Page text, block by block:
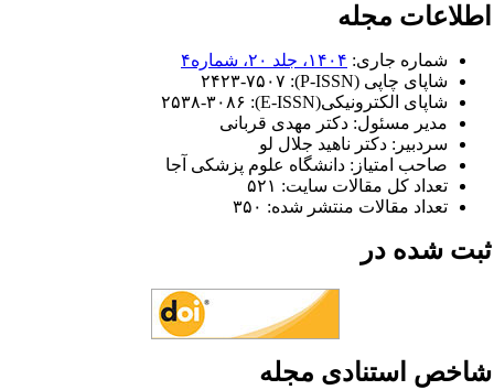
مجله
شماره جاری: ۱۴۰۴، جلد ۲۰، شماره۴
شاپای چاپی (P-ISSN):
۲۴۲۳-۷۵۰۷
شاپای الکترونیکی(E-ISSN):
۲۵۳۸-۳۰۸۶
مدیر مسئول: دکتر مهدی قربانی
سردبیر: دکتر ناهید جلال لو
صاحب امتیاز: دانشگاه علوم پزشکی آجا
تعداد کل مقالات سایت: ۵۲۱
تعداد مقالات منتشر شده: ۳۵۰
شده در
استنادی مجله